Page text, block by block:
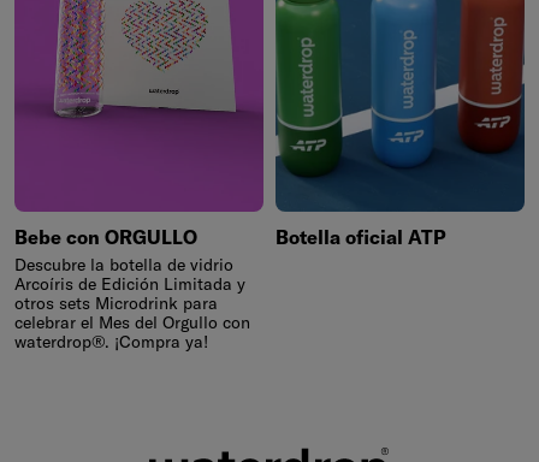
Bebe con ORGULLO
Descubre la botella de vidrio
Arcoíris de Edición Limitada y
otros sets Microdrink para
celebrar el Mes del Orgullo con
waterdrop®. ¡Compra ya!
Botella oficial ATP